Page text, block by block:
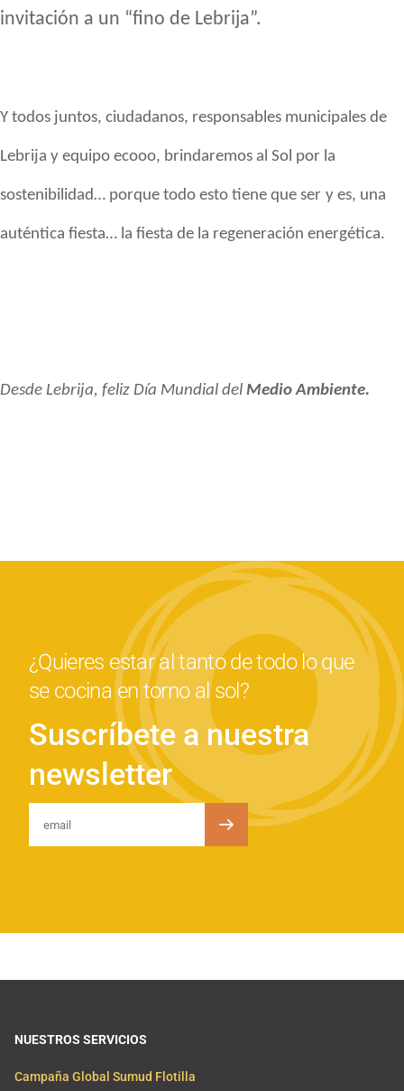
invitación a un “fino de Lebrija”.
Y todos juntos, ciudadanos, responsables municipales de
Lebrija y equipo ecooo, brindaremos al Sol por la
sostenibilidad… porque todo esto tiene que ser y es, una
auténtica fiesta… la fiesta de la regeneración energética.
Desde Lebrija, feliz Día Mundial del Medio Ambiente.
¿Quieres estar al tanto de todo lo que
se cocina en torno al sol?
Suscríbete a nuestra
newsletter
NUESTROS SERVICIOS
Campaña Global Sumud Flotilla